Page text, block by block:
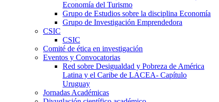
Economía del Turismo
Grupo de Estudios sobre la disciplina Economía
Grupo de Investigación Emprendedora
CSIC
CSIC
Comité de ética en investigación
Eventos y Convocatorias
Red sobre Desigualdad y Pobreza de América
Latina y el Caribe de LACEA- Capítulo
Uruguay
Jornadas Académicas